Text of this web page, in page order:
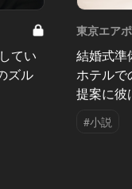
てい
ズル
東京エア
結婚式準
ホテルで
提案に
#小説